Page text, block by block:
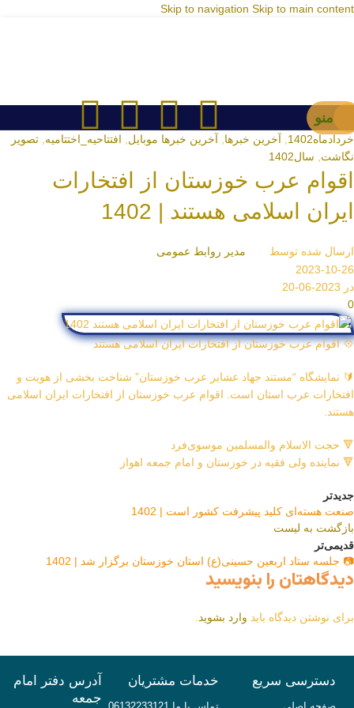
Skip to navigation Skip to main content
منو
خردادماه1402 آخرین خبرها آخرین خبرها موبایل افتتاحیه_اختتامیه تصویر
نگاشت
سال1402
اقوام عرب خوزستان از افتخارات
ایران اسلامی هستند | 1402
ارسال شده توسط
مدیر روابط عمومی
2023-10-26
در 2023-06-20
0
💠 اقوام عرب خوزستان از افتخارات ایران اسلامی هستند
🔰 نمایشگاه “مستند جهاد عشایر عرب خوزستان” شناخت بخشی از هویت و
افتخارات عرب استان است. اقوام عرب خوزستان از افتخارات ایران اسلامی
هستند.
🔻 حجت الاسلام والمسلمین موسوی‌فرد
🔻 نماینده ولی فقیه در خوزستان و امام جمعه اهواز
جدیدتر
صنعت هسته‌ای کلید پیشرفت کشور است | 1402
بازگشت به لیست
قدیمی‌تر
📷 جلسه ستاد اربعین حسینی(ع) استان خوزستان برگزار شد | 1402
دیدگاهتان را بنویسید
برای نوشتن دیدگاه باید وارد بشوید.
دسترسی سریع خدمات مشتریان
آدرس دفتر امام
جمعه